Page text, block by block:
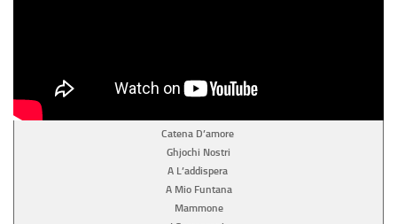
Catena D’amore
Ghjochi Nostri
A L’addispera
A Mio Funtana
Mammone